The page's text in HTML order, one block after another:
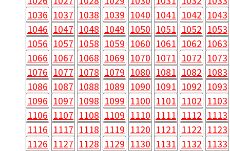
1036 1037 1038 1039 1040 1041 1042 1043
1046 1047 1048 1049 1050 1051 1052 1053
1056 1057 1058 1059 1060 1061 1062 1063
1066 1067 1068 1069 1070 1071 1072 1073
1076 1077 1078 1079 1080 1081 1082 1083
1086 1087 1088 1089 1090 1091 1092 1093
1096 1097 1098 1099 1100 1101 1102 1103
1106 1107 1108 1109 1110 1111 1112 1113
1116 1117 1118 1119 1120 1121 1122 1123
1126 1127 1128 1129 1130 1131 1132 1133